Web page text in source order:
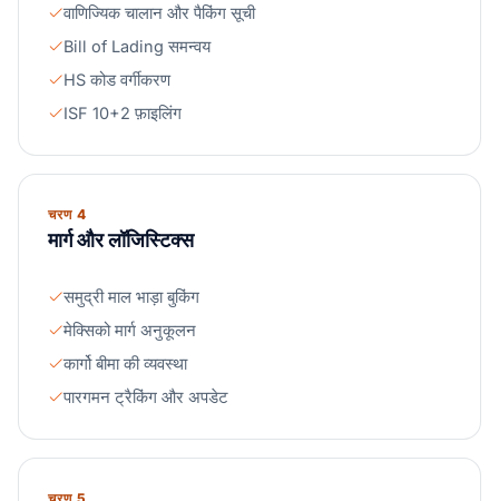
वाणिज्यिक चालान और पैकिंग सूची
Bill of Lading समन्वय
HS कोड वर्गीकरण
ISF 10+2 फ़ाइलिंग
चरण 4
मार्ग और लॉजिस्टिक्स
समुद्री माल भाड़ा बुकिंग
मेक्सिको मार्ग अनुकूलन
कार्गो बीमा की व्यवस्था
पारगमन ट्रैकिंग और अपडेट